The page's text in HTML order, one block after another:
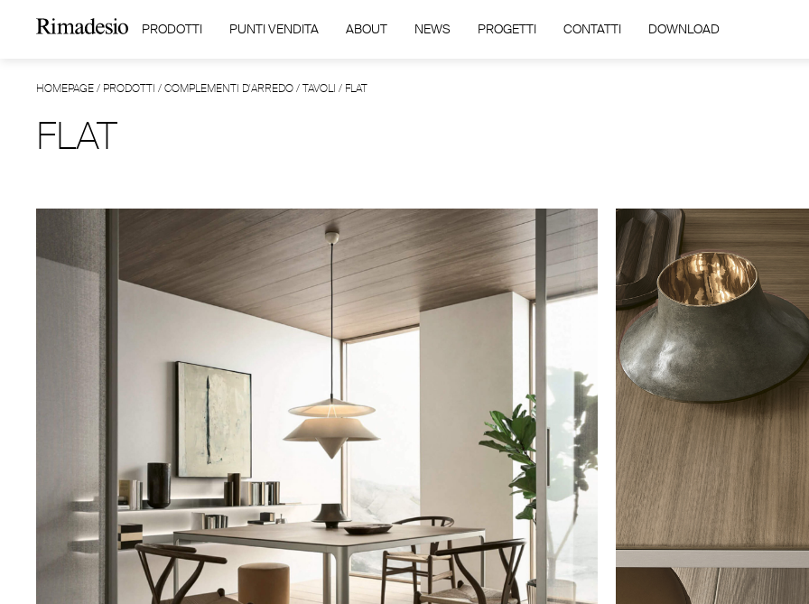
PRODOTTI PUNTI VENDITA ABOUT NEWS PROGETTI CONTATTI DOWNLOAD
HOMEPAGE/ PRODOTTI /COMPLEMENTI D'ARREDO/TAVOLI / FLAT
FLAT